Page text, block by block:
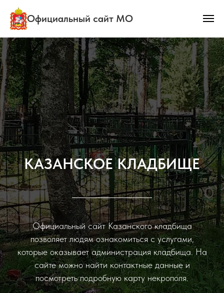
Официальный сайт МО
КАЗАНСКОЕ КЛАДБИЩЕ
Официальный сайт Казанского кладбища
позволяет людям ознакомиться с услугами,
которые оказывает администрация кладбища. На
сайте можно найти контактные данные и
посмотреть подробную карту некрополя.